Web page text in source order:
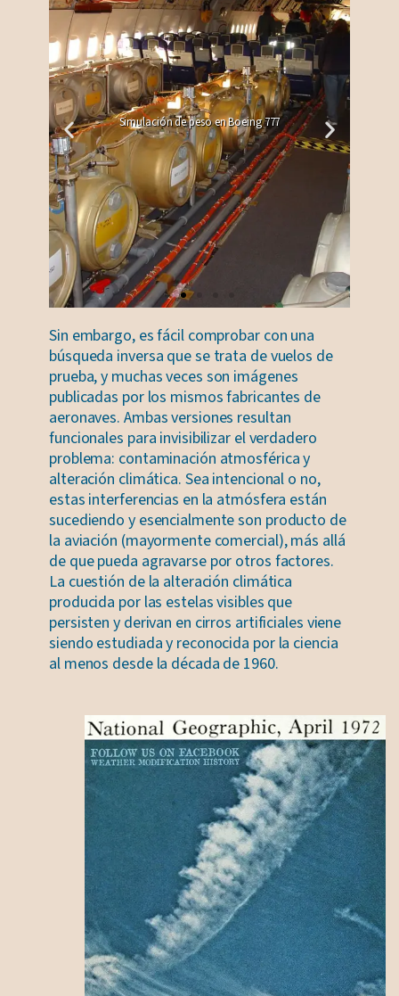
Simulación de peso en Boeing 777
Sin embargo, es fácil comprobar con una
búsqueda inversa que se trata de vuelos de
prueba, y muchas veces son imágenes
publicadas por los mismos fabricantes de
aeronaves. Ambas versiones resultan
funcionales para invisibilizar el verdadero
problema: contaminación atmosférica y
alteración climática. Sea intencional o no,
estas interferencias en la atmósfera están
sucediendo y esencialmente son producto de
la aviación (mayormente comercial), más allá
de que pueda agravarse por otros factores.
La cuestión de la alteración climática
producida por las estelas visibles que
persisten y derivan en cirros artificiales viene
siendo estudiada y reconocida por la ciencia
al menos desde la década de 1960.